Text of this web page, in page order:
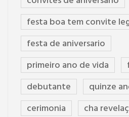
festa boa tem convite
festa de aniversario
primeiro ano de vida
debutante
quinze
cerimonia
cha